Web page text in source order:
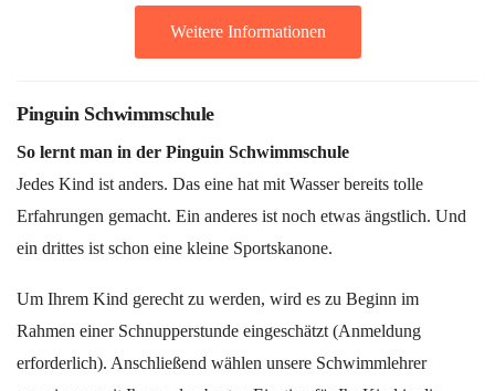
Weitere Informationen
Pinguin Schwimmschule
So lernt man in der Pinguin Schwimmschule
Jedes Kind ist anders. Das eine hat mit Wasser bereits tolle
Erfahrungen gemacht. Ein anderes ist noch etwas ängstlich. Und
ein drittes ist schon eine kleine Sportskanone.
Um Ihrem Kind gerecht zu werden, wird es zu Beginn im
Rahmen einer Schnupperstunde eingeschätzt (Anmeldung
erforderlich). Anschließend wählen unsere Schwimmlehrer